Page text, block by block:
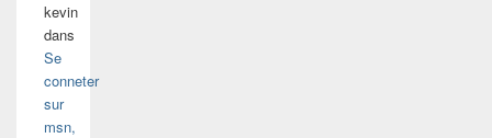
kevin
dans
Se
conneter
sur
msn,